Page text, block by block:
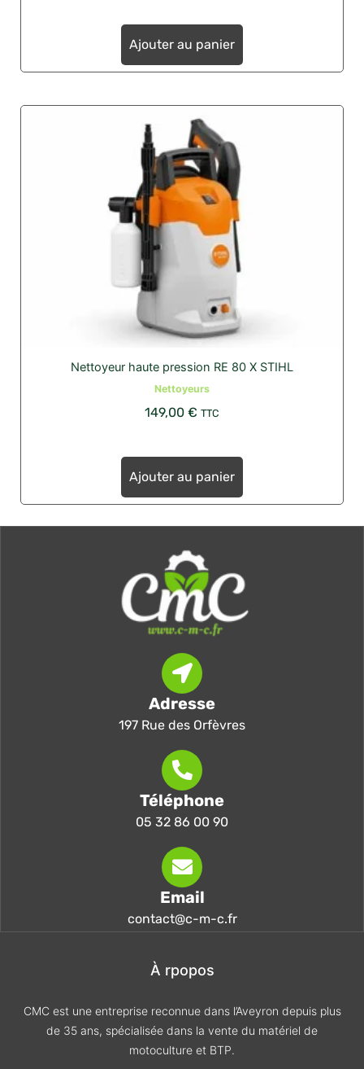
Ajouter au panier
Nettoyeur haute pression RE 80 X STIHL
Nettoyeurs
149,00 € TTC
Ajouter au panier
Adresse
197 Rue des Orfèvres
Téléphone
05 32 86 00 90
Email
contact@c-m-c.fr
À rpopos
CMC est une entreprise reconnue dans l’Aveyron depuis plus
de 35 ans, spécialisée dans la vente du matériel de
motoculture et BTP.